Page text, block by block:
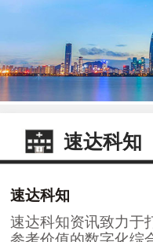
速达科知
速达科知
速达科知资讯致力于